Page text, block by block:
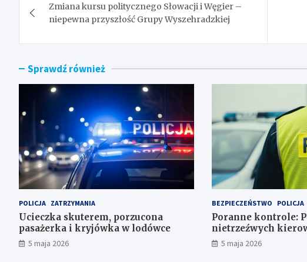
wpisu
Zmiana kursu politycznego Słowacji i Węgier –
niepewna przyszłość Grupy Wyszehradzkiej
Sprawdź również
POLICJA ZATRZYMANIA
Ucieczka skuterem, porzucona
pasażerka i kryjówka w lodówce
5 maja 2026
BEZPIECZEŃSTWO POLICJA
Poranne kontrole:
nietrzeźwych
5 maja 2026